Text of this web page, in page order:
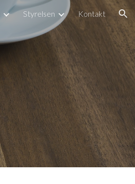
Styrelsen Kontakt